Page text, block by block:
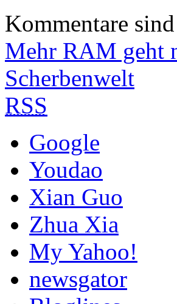
Kommentare
Mehr RAM geht
Scherbenwelt
RSS
Google
Youdao
Xian Guo
Zhua Xia
My Yahoo!
newsgator